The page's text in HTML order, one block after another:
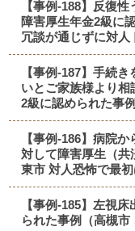
【事例-188】反復
障害厚生年金2級に
冗談が通じずに対人
【事例-187】手続
いとご家族様より
2級に認められた事
【事例-186】病院
対して障害厚生（共
東市 対人恐怖で最初
【事例-185】左視
られた事例（高槻市